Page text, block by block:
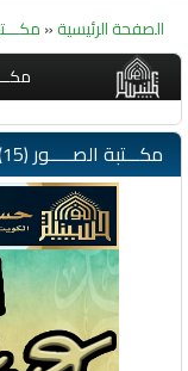
الصفحة الرئيسية«
مكـــتبة الصـــــور (15)